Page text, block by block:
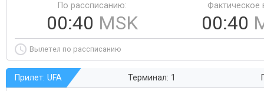
По рассписанию:
00:40 MSK
Фактическое
00:40
Вылетел по рассписанию
Прилет: UFA Терминал: 1